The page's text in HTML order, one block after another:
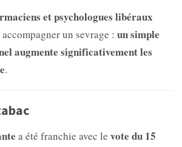
et psychologues libéraux
un sevrage : un simple
augmente significativement les
.
a été franchie avec le vote du 15